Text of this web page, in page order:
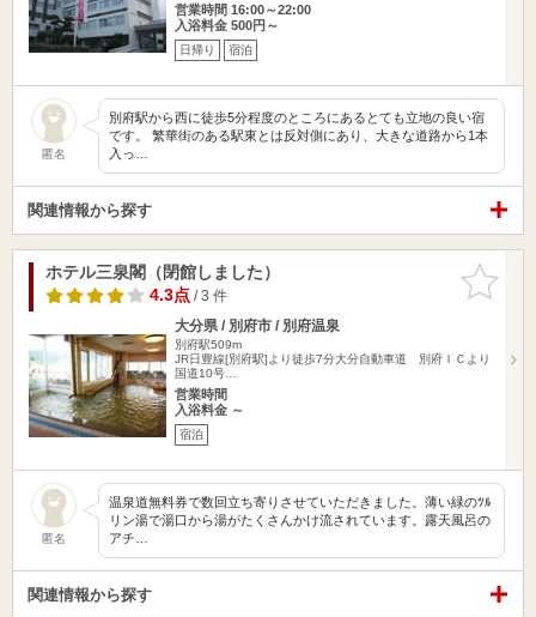
営業時間 16:00～22:00
入浴料金 500円～
日帰り 宿泊
匿名
別府駅から西に徒歩5分程度のところにあるとても立地の良い宿
です。 繁華街のある駅東とは反対側にあり、大きな道路から1本
入っ…
関連情報から探す
お気に入
りに追加
ホテル三泉閣（閉館しました）
4.3点/ 3 件
大分県 / 別府市 / 別府温泉
別府駅509m
JR日豊線[別府駅]より徒歩7分大分自動車道 別府ＩＣより
国道10号…
営業時間
入浴料金 ～
宿泊
匿名
温泉道無料券で数回立ち寄りさせていただきました。薄い緑のﾂﾙ
リン湯で湯口から湯がたくさんかけ流されています。露天風呂の
アチ…
関連情報から探す